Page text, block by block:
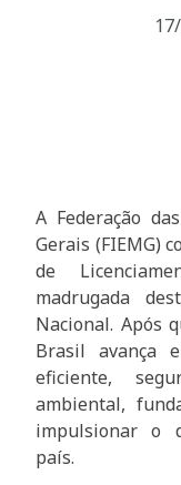
A Federação
Gerais (FIEMG)
de
madrugada
Nacional. Após
Brasil avança
eficiente,
ambiental,
impulsionar o
país.